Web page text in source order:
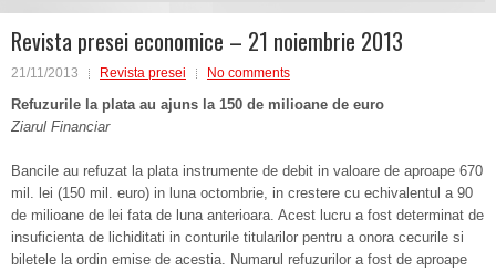
Revista presei economice – 21 noiembrie 2013
21/11/2013 Revista presei No comments
Refuzurile la plata au ajuns la 150 de milioane de euro
Ziarul Financiar
Bancile au refuzat la plata instrumente de debit in valoare de aproape 670
mil. lei (150 mil. euro) in luna octombrie, in crestere cu echivalentul a 90
de milioane de lei fata de luna anterioara. Acest lucru a fost determinat de
insuficienta de lichiditati in conturile titularilor pentru a onora cecurile si
biletele la ordin emise de acestia. Numarul refuzurilor a fost de aproape